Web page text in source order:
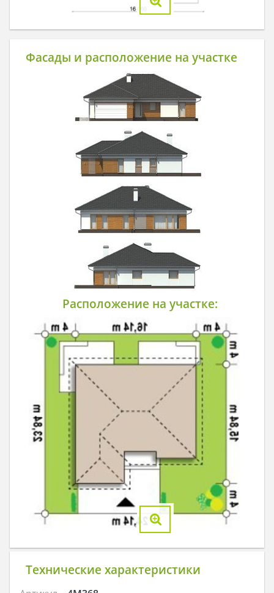
Фасады и расположение на участке
Расположение на участке:
Технические характеристики